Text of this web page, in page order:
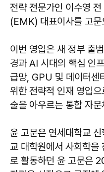
전략 전문가인 이수영
(EMK) 대표이사를 고
이번 영입은 새 정부 출
경과 AI 시대의 핵심 인
급망, GPU 및 데이터센
위한 전략적 인재 영입으
술을 아우르는 통합 자
윤 고문은 연세대학교
교 대학원에서 사회학을
로 활동하던 윤 고문은